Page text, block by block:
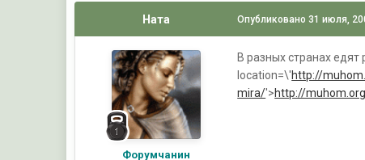
Ната
Форумчанин
Опубликовано 31 июля,
В разных странах
location=\'http://
mira/'>http://